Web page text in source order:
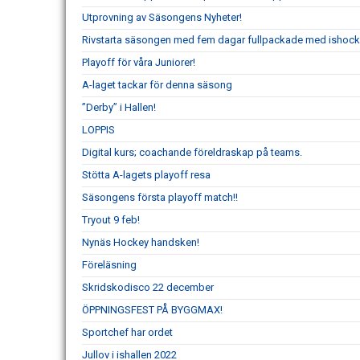
Utprovning av Säsongens Nyheter!
Rivstarta säsongen med fem dagar fullpackade med
Playoff för våra Juniorer!
A-laget tackar för denna säsong
”Derby” i Hallen!
LOPPIS
Digital kurs; coachande föreldraskap på teams.
Stötta A-lagets playoff resa
Säsongens första playoff match!!
Tryout 9 feb!
Nynäs Hockey handsken!
Föreläsning
Skridskodisco 22 december
ÖPPNINGSFEST PÅ BYGGMAX!
Sportchef har ordet
Jullov i ishallen 2022